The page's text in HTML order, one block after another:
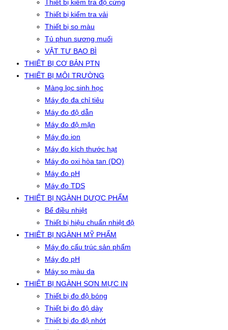
Thiết bị kiểm tra độ cứng
Thiết bị kiểm tra vải
Thiết bị so màu
Tủ phun sương muối
VẬT TƯ BAO BÌ
THIẾT BỊ CƠ BẢN PTN
THIẾT BỊ MÔI TRƯỜNG
Màng lọc sinh học
Máy đo đa chỉ tiêu
Máy đo độ dẫn
Máy đo độ mặn
Máy đo ion
Máy đo kích thước hạt
Máy đo oxi hòa tan (DO)
Máy đo pH
Máy đo TDS
THIẾT BỊ NGÀNH DƯỢC PHẨM
Bể điều nhiệt
Thiết bị hiệu chuẩn nhiệt độ
THIẾT BỊ NGÀNH MỸ PHẨM
Máy đo cấu trúc sản phẩm
Máy đo pH
Máy so màu da
THIẾT BỊ NGÀNH SƠN MỰC IN
Thiết bị đo độ bóng
Thiết bị đo độ dày
Thiết bị đo độ nhớt